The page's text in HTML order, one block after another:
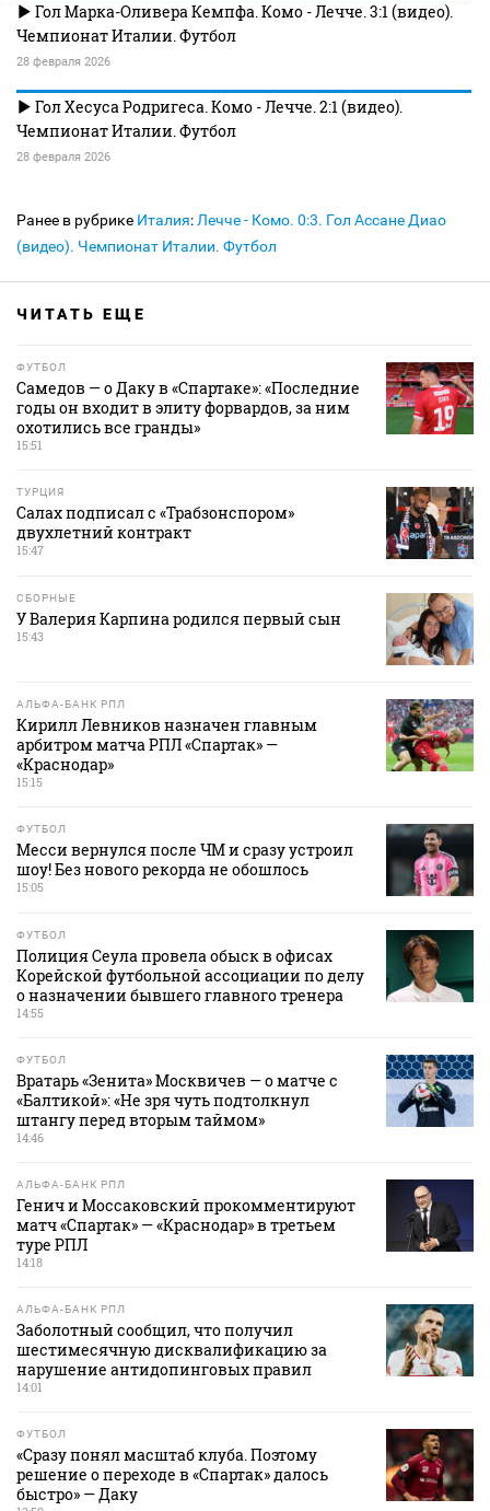
Гол Марка-Оливера Кемпфа. Комо - Лечче. 3:1 (видео).
Чемпионат Италии. Футбол
28 февраля 2026
Гол Хесуса Родригеса. Комо - Лечче. 2:1 (видео).
Чемпионат Италии. Футбол
28 февраля 2026
Ранее в рубрике Италия: Лечче - Комо. 0:3. Гол Ассане Диао
(видео). Чемпионат Италии. Футбол
ЧИТАТЬ ЕЩЕ
ФУТБОЛ
Самедов — о Даку в «Спартаке»: «Последние
годы он входит в элиту форвардов, за ним
охотились все гранды»
15:51
ТУРЦИЯ
Салах подписал с «Трабзонспором»
двухлетний контракт
15:47
СБОРНЫЕ
У Валерия Карпина родился первый сын
15:43
АЛЬФА-БАНК РПЛ
Кирилл Левников назначен главным
арбитром матча РПЛ «Спартак» —
«Краснодар»
15:15
ФУТБОЛ
Месси вернулся после ЧМ и сразу устроил
шоу! Без нового рекорда не обошлось
15:05
ФУТБОЛ
Полиция Сеула провела обыск в офисах
Корейской футбольной ассоциации по делу
о назначении бывшего главного тренера
14:55
ФУТБОЛ
Вратарь «Зенита» Москвичев — о матче с
«Балтикой»: «Не зря чуть подтолкнул
штангу перед вторым таймом»
14:46
АЛЬФА-БАНК РПЛ
Генич и Моссаковский прокомментируют
матч «Спартак» — «Краснодар» в третьем
туре РПЛ
14:18
АЛЬФА-БАНК РПЛ
Заболотный сообщил, что получил
шестимесячную дисквалификацию за
нарушение антидопинговых правил
14:01
ФУТБОЛ
«Сразу понял масштаб клуба. Поэтому
решение о переходе в «Спартак» далось
быстро» — Даку